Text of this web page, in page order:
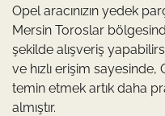
Opel aracınızın yedek
Mersin Toroslar
şekilde alışveriş
ve hızlı erişim
temin etmek artık daha
almıştır.